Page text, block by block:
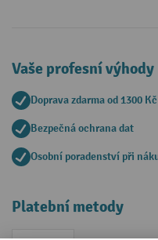
Vaše profesní výhody
Doprava zdarma od 1300 Kč
Bezpečná ochrana dat
Osobní poradenství při
Platební metody